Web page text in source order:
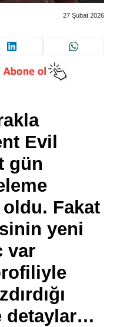
27 Şubat 2026
Evil
gün
Fakat
yeni
var
detaylar…